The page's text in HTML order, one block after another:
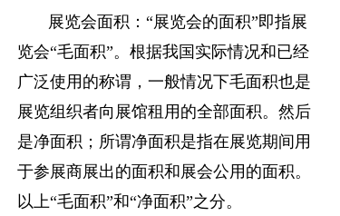
展览会面积：“展览会的面积”即指展
览会“毛面积”。根据我国实际情况和已经
广泛使用的称谓，一般情况下毛面积也是
展览组织者向展馆租用的全部面积。然后
是净面积；所谓净面积是指在展览期间用
于参展商展出的面积和展会公用的面积。
以上“毛面积”和“净面积”之分。